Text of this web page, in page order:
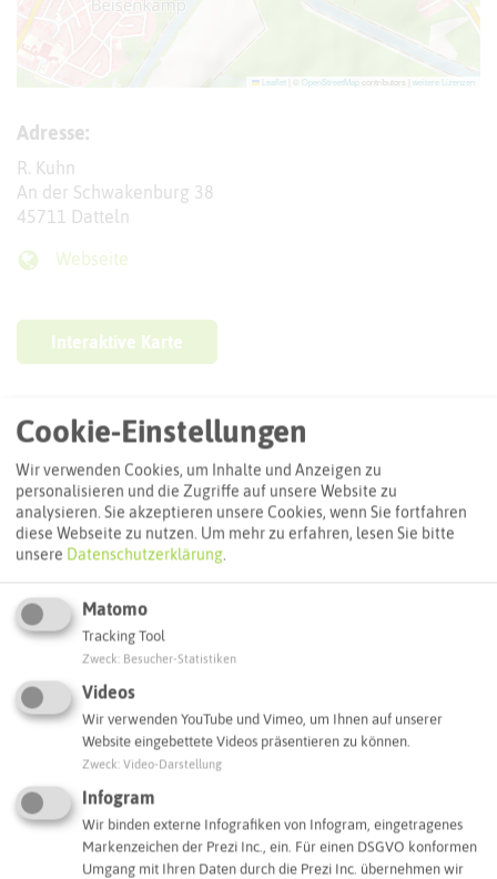
Leaflet OpenStreetMap contributors | weitere Lizenzen
Adresse:
R. Kuhn
An der Schwakenburg 38
45711 Datteln
Webseite
Interaktive Karte
Routenplanung zum Ziel:
ÖPNV-Route finden
Autoroute finden
ATTRAKTIONEN IN DER UMGEBUNG
Was ihr hier noch erleben könnt
DATTELN
Cookie-Einstellungen
Wir verwenden Cookies, um Inhalte und Anzeigen zu
personalisieren und die Zugriffe auf unsere Website zu
analysieren. Sie akzeptieren unsere Cookies, wenn Sie fortfahren
diese Webseite zu nutzen. Um mehr zu erfahren, lesen Sie bitte
unsere Datenschutzerklärung.
Matomo
Tracking Tool
Zweck Besucher-Statistiken
Videos
Wir verwenden YouTube und Vimeo, um Ihnen auf unserer
Website eingebettete Videos präsentieren zu können.
Zweck Video-Darstellung
Infogram
Wir binden externe Infografiken von Infogram, eingetragenes
Markenzeichen der Prezi Inc., ein. Für einen DSGVO konformen
Umgang mit Ihren Daten durch die Prezi Inc. übernehmen wir